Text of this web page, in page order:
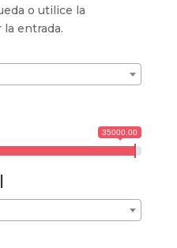
o utilice la
la entrada.
35000.00